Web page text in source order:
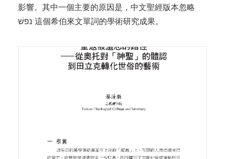
影響。其中一個主要的原因是，中文聖經版本忽略
נפשׁ 這個希伯來文單詞的學術研究成果。